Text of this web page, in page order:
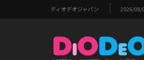
ディオデオジャパン 2026/08/